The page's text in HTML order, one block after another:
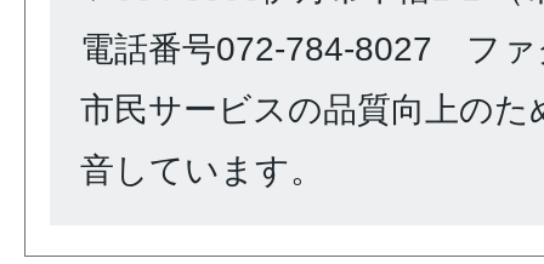
電話番号072-784-8027 ファ
市民サービスの品質向上のた
音しています。